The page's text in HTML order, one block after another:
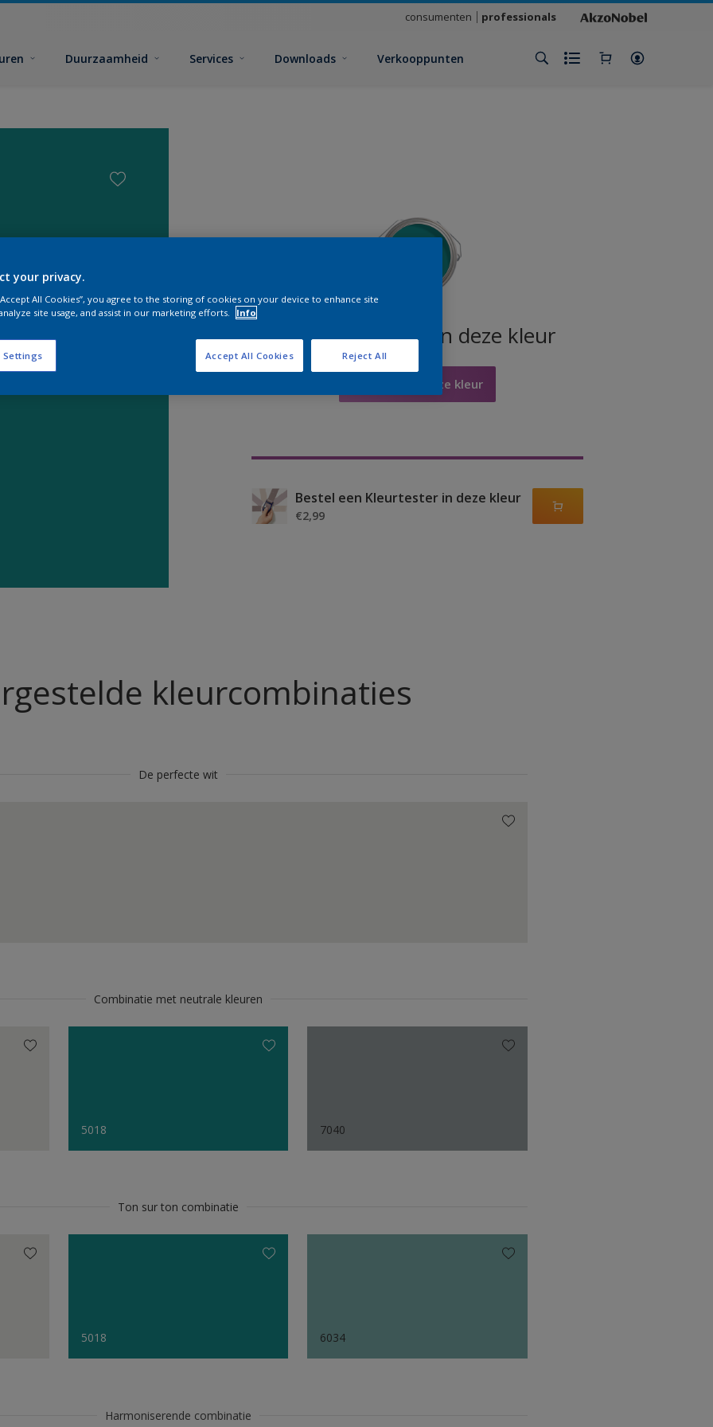
consumenten professionals
Duurzaamheid Services Downloads Verkooppunten
Zoek producten in deze kleur
Bestellen in deze kleur
Bestel een Kleurtester in deze kleur
€2,99
kleurcombinaties
De perfecte wit
Combinatie met neutrale kleuren
5018 7040
Ton sur ton combinatie
5018 6034
Harmoniserende combinatie
your privacy.
All Cookies”, you agree to the storing of cookies on your device to enhance site
site usage, and assist in our marketing efforts.
Info
Settings Reject All
Accept All Cookies